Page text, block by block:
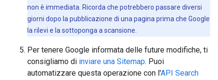
non è immediata. Ricorda che potrebbero passare diversi
giorni dopo la pubblicazione di una pagina prima che Google
la rilevi e la sottoponga a scansione.
Per tenere Google informata delle future modifiche, ti
consigliamo di inviare una Sitemap. Puoi
automatizzare questa operazione con l'API Search